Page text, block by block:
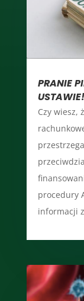
PRANIE
USTAWIE!
Czy wiesz,
procedury
informacji